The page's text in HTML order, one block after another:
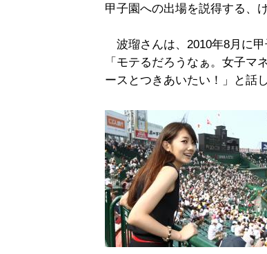
甲子園への出場を説得する、
波瑠さんは、2010年8月に
「モテるだろうなぁ。女子
ースとつきあいたい！」と話